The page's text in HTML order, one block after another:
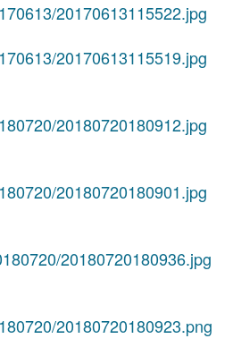
20170613115522.jpg
20170613115519.jpg
20180720180912.jpg
20180720180901.jpg
20180720180936.jpg
20180720180923.png